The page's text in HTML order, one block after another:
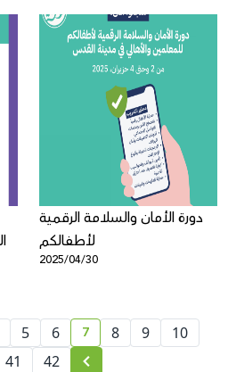
الإبادة في غزّة، بمشاركة أكثر
من 900 شخص
دورة الأمان والسلامة الرقمية
لأطفالكم
2025/04/30
5 6 current page number
7 8 9
10
41 42